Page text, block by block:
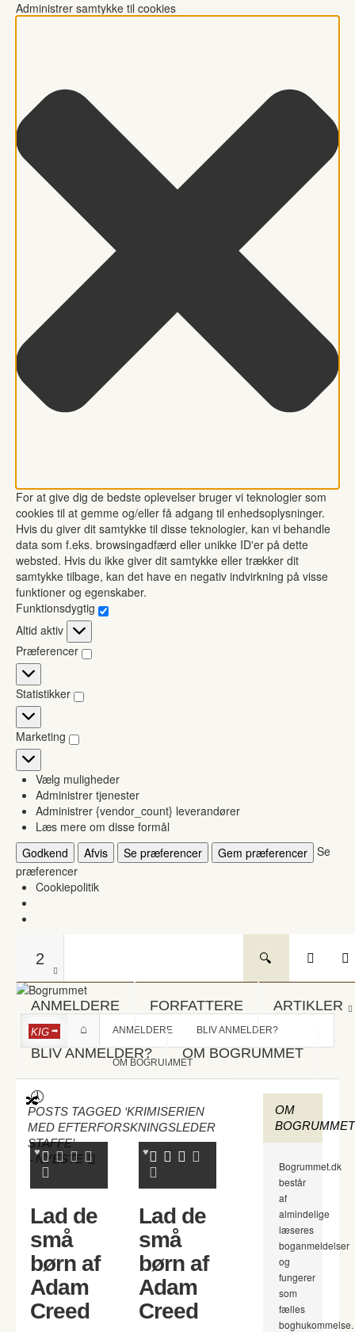
Administrer samtykke til cookies
For at give dig de bedste oplevelser bruger vi teknologier som
cookies til at gemme og/eller få adgang til enhedsoplysninger.
Hvis du giver dit samtykke til disse teknologier, kan vi behandle
data som f.eks. browsingadfærd eller unikke ID'er på dette
websted. Hvis du ikke giver dit samtykke eller trækker dit
samtykke tilbage, kan det have en negativ indvirkning på visse
funktioner og egenskaber.
Funktionsdygtig
Funktionsdygtig
Altid aktiv
Præferencer
Præferencer
Statistikker
Statistikker
Marketing
Marketing
Vælg muligheder
Administrer tjenester
Administrer {vendor_count} leverandører
Læs mere om disse formål
Godkend
Afvis Se præferencer Gem præferencer Se
præferencer
Cookiepolitik
2
ANMELDERE FORFATTERE ARTIKLER
BLIV ANMELDER? OM BOGRUMMET
KIG ANMELDERE BLIV ANMELDER?
OM BOGRUMMET
POSTS TAGGED ‘KRIMISERIEN
MED EFTERFORSKNINGSLEDER
STAFFE’
- NYESTE
Lad de
små
børn af
Adam
Creed
Lad de
små
børn af
Adam
Creed
OM
BOGRUMMET
Bogrummet.dk
består
af
almindelige
læseres
boganmeldelser
og
fungerer
som
fælles
boghukommelse.